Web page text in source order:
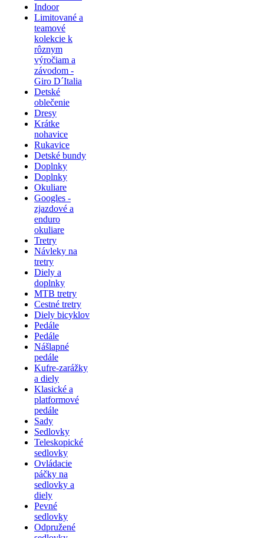
Indoor
Limitované a
teamové
kolekcie k
rôznym
výročiam a
závodom -
Giro D´Italia
Detské
oblečenie
Dresy
Krátke
nohavice
Rukavice
Detské bundy
Doplnky
Doplnky
Okuliare
Googles -
zjazdové a
enduro
okuliare
Tretry
Návleky na
tretry
Diely a
doplnky
MTB tretry
Cestné tretry
Diely bicyklov
Pedále
Pedále
Nášlapné
pedále
Kufre-zarážky
a diely
Klasické a
platformové
pedále
Sady
Sedlovky
Teleskopické
sedlovky
Ovládacie
páčky na
sedlovky a
diely
Pevné
sedlovky
Odpružené